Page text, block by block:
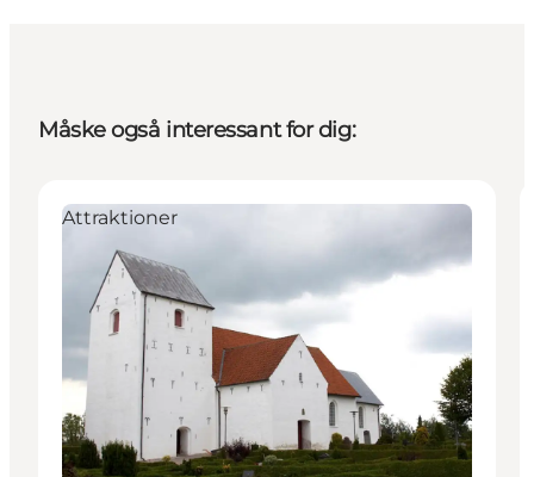
Måske også interessant for dig:
Attraktioner